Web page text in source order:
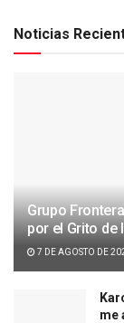
Noticias
Grupo
por el Grito de
7 DE AGOSTO DE
me